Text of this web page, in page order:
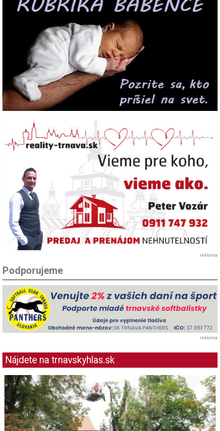
reklama
Podporujeme
reklama
Nájdete na trnavskyhlas.sk